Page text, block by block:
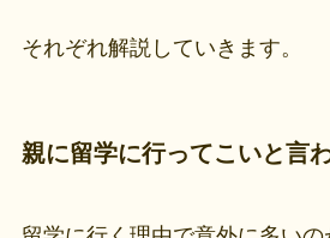
それぞれ解説していきます。
親に留学に行ってこいと言